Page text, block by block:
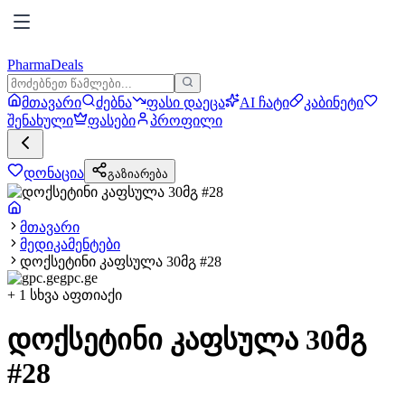
PharmaDeals
მთავარი ძებნა ფასი დაეცა AI ჩატი
კაბინეტი
შენახული
ფასები პროფილი
დონაცია გაზიარება
მთავარი
მედიკამენტები
დოქსეტინი კაფსულა 30მგ #28
gpc.ge
+ 1 სხვა აფთიაქი
დოქსეტინი კაფსულა 30მგ
#28